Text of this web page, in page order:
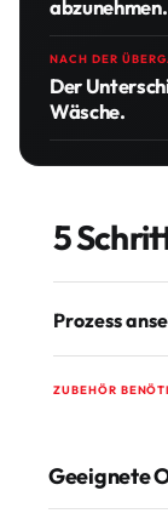
abzunehmen.
NACH DER
Der
Wäsche.
5
Prozess
ZUBEHÖR
Geeignete